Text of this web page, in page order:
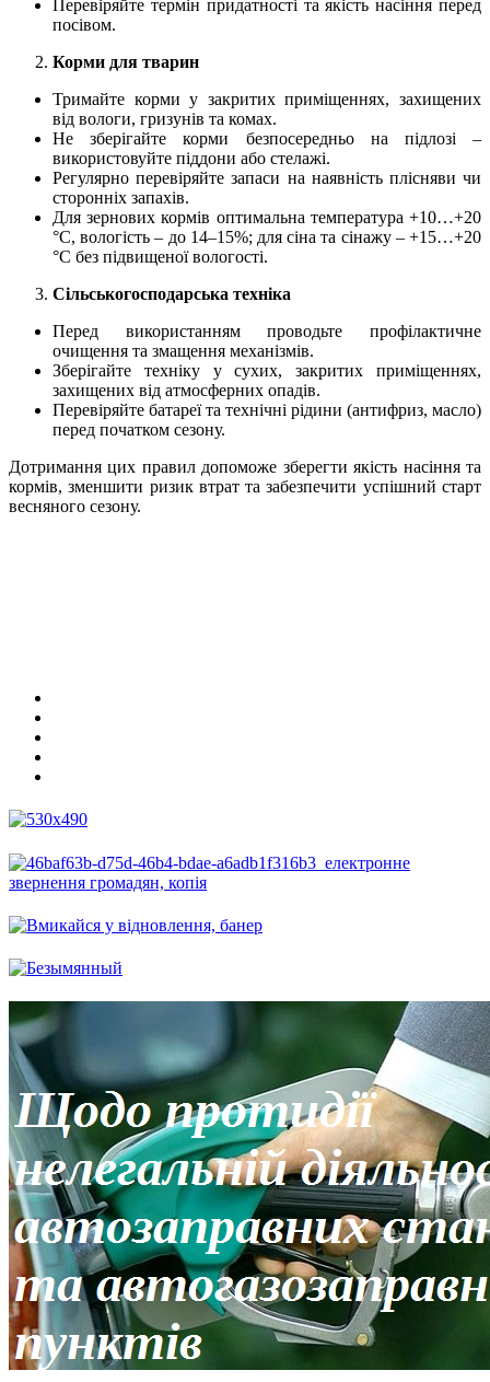
Перевіряйте термін придатності та якість насіння перед
посівом.
Корми для тварин
Тримайте корми у закритих приміщеннях, захищених
від вологи, гризунів та комах.
Не зберігайте корми безпосередньо на підлозі –
використовуйте піддони або стелажі.
Регулярно перевіряйте запаси на наявність плісняви чи
сторонніх запахів.
Для зернових кормів оптимальна температура +10…+20
°C, вологість – до 14–15%; для сіна та сінажу – +15…+20
°C без підвищеної вологості.
Сільськогосподарська техніка
Перед використанням проводьте профілактичне
очищення та змащення механізмів.
Зберігайте техніку у сухих, закритих приміщеннях,
захищених від атмосферних опадів.
Перевіряйте батареї та технічні рідини (антифриз, масло)
перед початком сезону.
Дотримання цих правил допоможе зберегти якість насіння та
кормів, зменшити ризик втрат та забезпечити успішний старт
весняного сезону.